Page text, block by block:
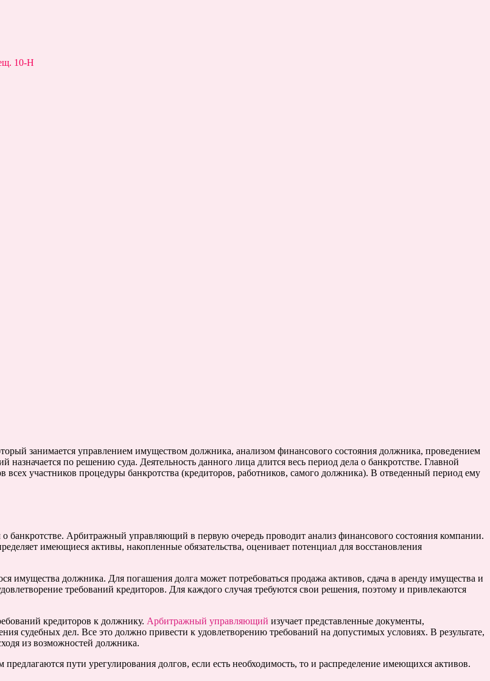
10-Н
занимается управлением имуществом должника, анализом финансового состояния должника, проведением
по решению суда. Деятельность данного лица длится весь период дела о банкротстве. Главной
всех участников процедуры банкротства (кредиторов, работников, самого должника). В отведенный период ему
банкротстве. Арбитражный управляющий в первую очередь проводит анализ финансового состояния компании.
имеющиеся активы, накопленные обязательства, оценивает потенциал для восстановления
должника. Для погашения долга может потребоваться продажа активов, сдача в аренду имущества и
требований кредиторов. Для каждого случая требуются свои решения, поэтому и привлекаются
кредиторов к должнику. Арбитражный управляющий изучает представленные документы,
судебных дел. Все это должно привести к удовлетворению требований на допустимых условиях. В результате,
из возможностей должника.
пути урегулирования долгов, если есть необходимость, то и распределение имеющихся активов.